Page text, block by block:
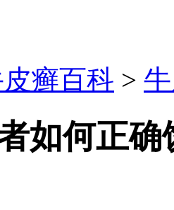
癣百科 >
如何正确